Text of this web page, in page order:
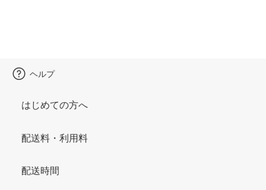
ヘルプ
はじめての方へ
配送料・利用料
配送時間